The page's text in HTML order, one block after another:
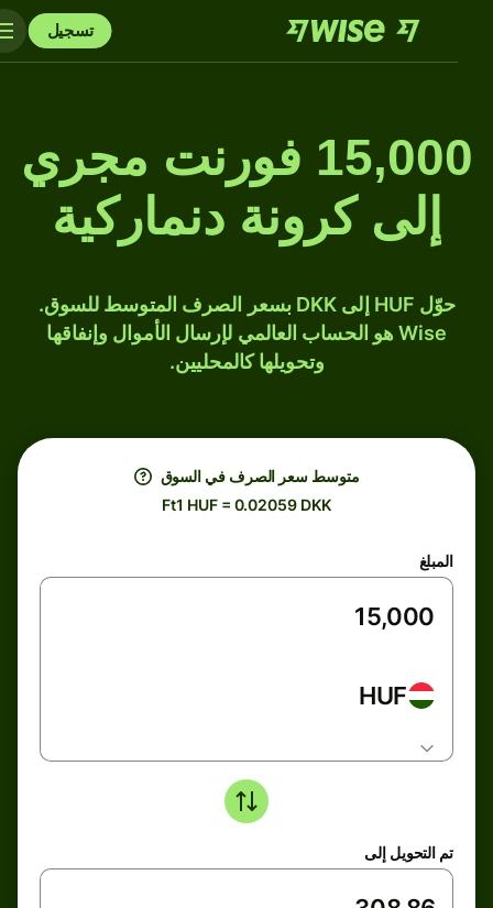
تسجيل
15,000 فورنت مجري
إلى كرونة دنماركية
حوّل HUF إلى DKK بسعر الصرف المتوسط للسوق.
Wise هو الحساب العالمي لإرسال الأموال وإنفاقها
وتحويلها كالمحليين.
متوسط ​​سعر الصرف في السوق
Ft1 HUF = 0.02059 DKK
المبلغ
HUF
تم التحويل إلى